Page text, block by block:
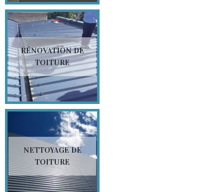
RÉNOVATION DE
TOITURE
NETTOYAGE DE
TOITURE